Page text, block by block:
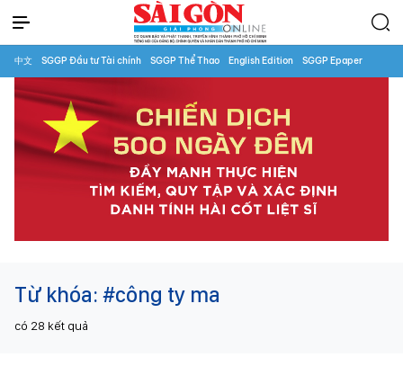
中文 SGGP Đầu tư Tài chính SGGP Thể Thao English Edition SGGP Epaper
Từ khóa: #công ty ma
có 28 kết quả